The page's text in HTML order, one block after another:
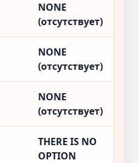
NONE
(отсутствует)
NONE
(отсутствует)
NONE
(отсутствует)
THERE IS NO
OPTION